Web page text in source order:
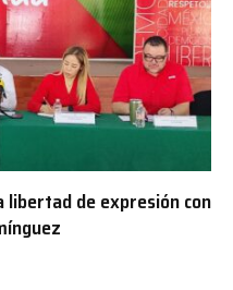
de expresión con